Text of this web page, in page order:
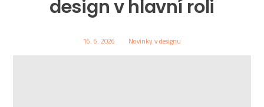
design v hlavní roli
16. 6. 2026 Novinky v designu